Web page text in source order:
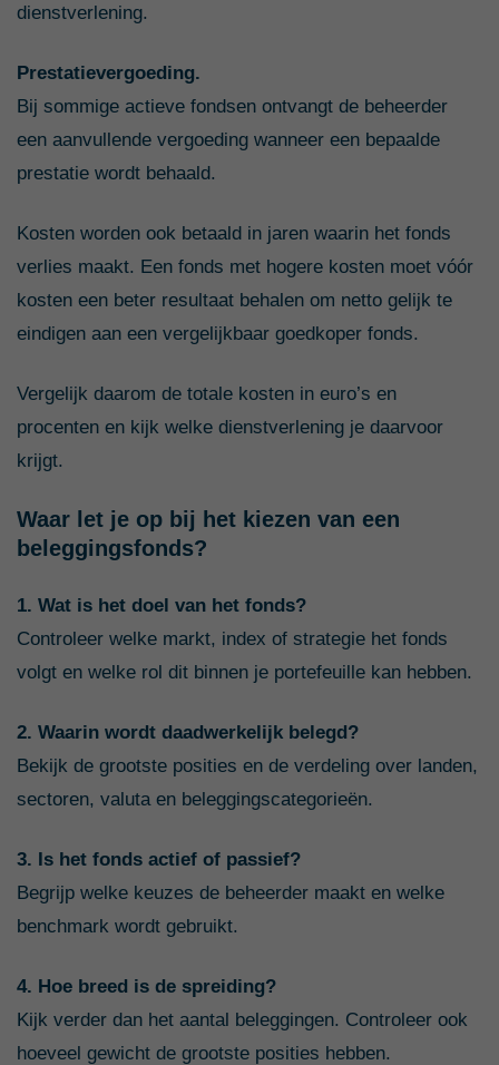
dienstverlening.
Prestatievergoeding.
Bij sommige actieve fondsen ontvangt de beheerder
een aanvullende vergoeding wanneer een bepaalde
prestatie wordt behaald.
Kosten worden ook betaald in jaren waarin het fonds
verlies maakt. Een fonds met hogere kosten moet vóór
kosten een beter resultaat behalen om netto gelijk te
eindigen aan een vergelijkbaar goedkoper fonds.
Vergelijk daarom de totale kosten in euro’s en
procenten en kijk welke dienstverlening je daarvoor
krijgt.
Waar let je op bij het kiezen van een
beleggingsfonds?
1. Wat is het doel van het fonds?
Controleer welke markt, index of strategie het fonds
volgt en welke rol dit binnen je portefeuille kan hebben.
2. Waarin wordt daadwerkelijk belegd?
Bekijk de grootste posities en de verdeling over landen,
sectoren, valuta en beleggingscategorieën.
3. Is het fonds actief of passief?
Begrijp welke keuzes de beheerder maakt en welke
benchmark wordt gebruikt.
4. Hoe breed is de spreiding?
Kijk verder dan het aantal beleggingen. Controleer ook
hoeveel gewicht de grootste posities hebben.